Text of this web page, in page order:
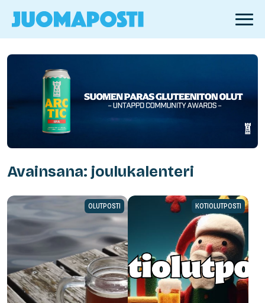
Avainsana: joulukalenteri
OLUTPOSTI KOTIOLUTPOSTI